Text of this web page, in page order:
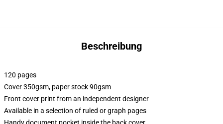
Beschreibung
120 pages
Cover 350gsm, paper stock 90gsm
Front cover print from an independent designer
Available in a selection of ruled or graph pages